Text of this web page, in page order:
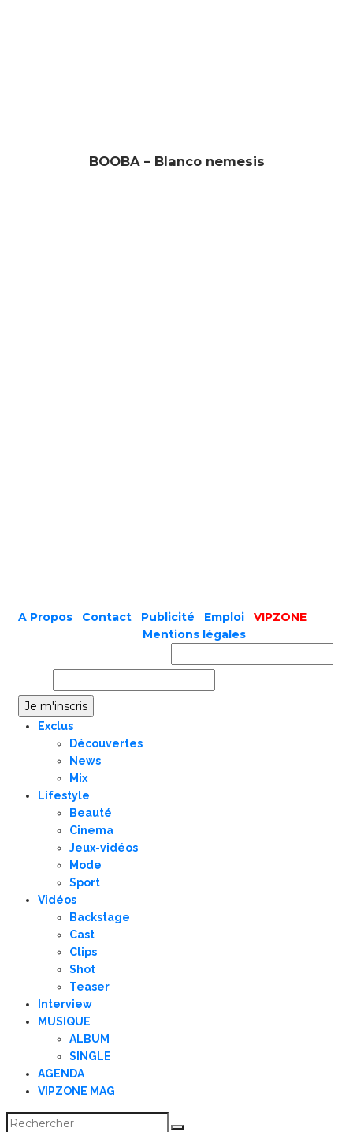
BOOBA – Blanco nemesis
A Propos Contact Publicité Emploi
VIPZONE
Mentions légales
Exclus
Découvertes
News
Mix
Lifestyle
Beauté
Cinema
Jeux-vidéos
Mode
Sport
Vidéos
Backstage
Cast
Clips
Shot
Teaser
Interview
MUSIQUE
ALBUM
SINGLE
AGENDA
VIPZONE MAG